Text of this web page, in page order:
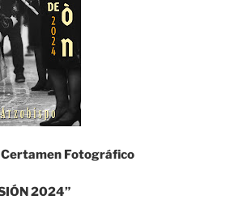
Fotográfico
2024”